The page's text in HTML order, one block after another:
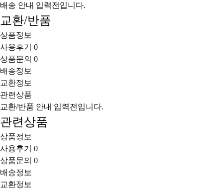
배송 안내 입력전입니다.
교환/반품
상품정보
사용후기 0
상품문의 0
배송정보
교환정보
관련상품
교환/반품 안내 입력전입니다.
관련상품
상품정보
사용후기 0
상품문의 0
배송정보
교환정보